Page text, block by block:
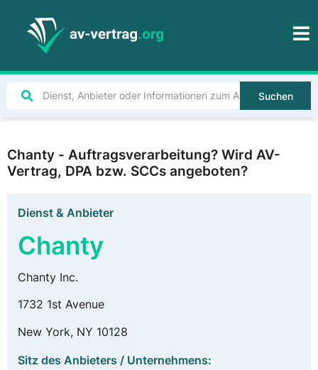
Suchen
Chanty - Auftragsverarbeitung? Wird AV-
Vertrag, DPA bzw. SCCs angeboten?
Dienst & Anbieter
Chanty
Chanty Inc.
1732 1st Avenue
New York, NY 10128
Sitz des Anbieters / Unternehmens: